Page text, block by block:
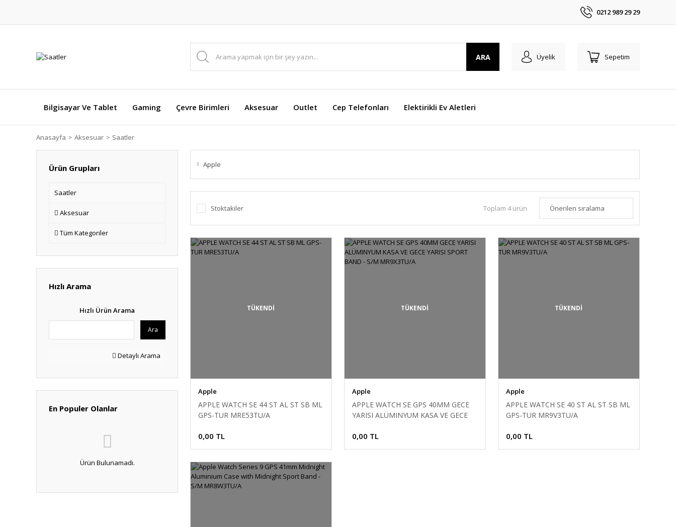
0212 989 29 29
ARA Üyelik Sepetim
Bilgisayar Ve Tablet Gaming Çevre Birimleri Aksesuar Outlet Cep Telefonları Elektirikli Ev Aletleri
Anasayfa Aksesuar Saatler
Ürün Grupları
Saatler
Aksesuar
Tüm Kategoriler
Hızlı Arama
Hızlı Ürün Arama
Ara
Detaylı Arama
En Populer Olanlar
Ürün Bulunamadı.
Apple
Stoktakiler Toplam 4 ürün
TÜKENDİ
Apple
APPLE WATCH SE 44 ST AL ST SB ML
GPS-TUR MRE53TU/A
0,00 TL
TÜKENDİ
Apple
APPLE WATCH SE GPS 40MM GECE
YARISI ALÜMINYUM KASA VE GECE
MR9X3TU/A
0,00 TL
TÜKENDİ
Apple
APPLE WATCH SE 40 ST AL ST SB ML
GPS-TUR MR9V3TU/A
0,00 TL